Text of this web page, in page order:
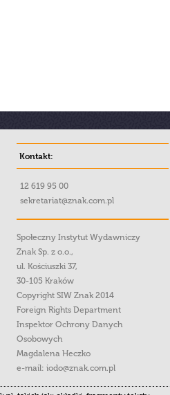
Kontakt:
12 619 95 00
sekretariat@znak.com.pl
Społeczny Instytut Wydawniczy
Znak Sp. z o.o.,
ul. Kościuszki 37,
30-105 Kraków
Copyright SIW Znak 2014
Foreign Rights Department
Inspektor Ochrony Danych
Osobowych
Magdalena Heczko
e-mail: iodo@znak.com.pl